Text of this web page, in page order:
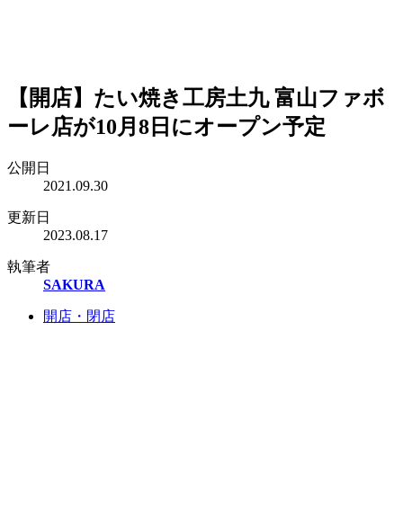
【開店】たい焼き工房土九 富山ファボ
ーレ店が10月8日にオープン予定
公開日
2021.09.30
更新日
2023.08.17
執筆者
SAKURA
開店・閉店